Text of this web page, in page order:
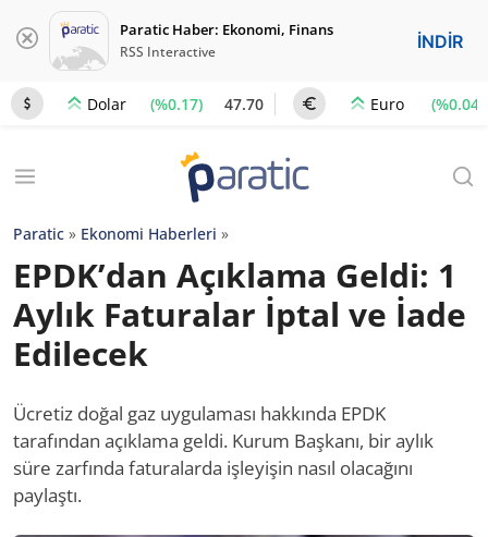
Paratic Haber: Ekonomi, Finans
RSS Interactive İNDİR
Dolar (%0.17) 47.70 Euro (%0.04)
Paratic » Ekonomi Haberleri »
EPDK’dan Açıklama Geldi: 1
Aylık Faturalar İptal ve İade
Edilecek
Ücretiz doğal gaz uygulaması hakkında EPDK
tarafından açıklama geldi. Kurum Başkanı, bir aylık
süre zarfında faturalarda işleyişin nasıl olacağını
paylaştı.